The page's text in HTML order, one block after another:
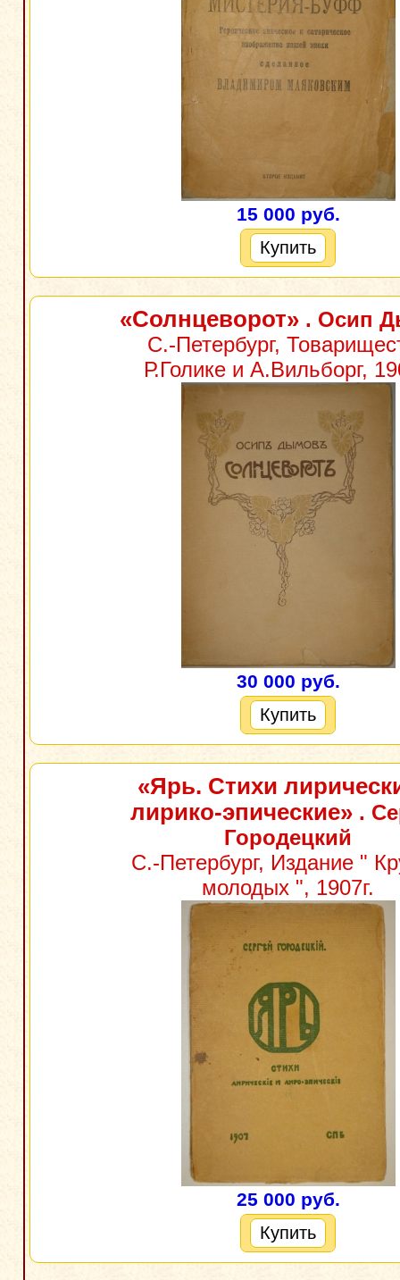
15 000 руб.
Купить
«Солнцеворот» . Осип
С.-Петербург,
Р.Голике и А.Вильборг,
30 000 руб.
Купить
«Ярь. Стихи
лирико-эпические» .
Городецкий
С.-Петербург, Издание "
молодых ", 1907г.
25 000 руб.
Купить